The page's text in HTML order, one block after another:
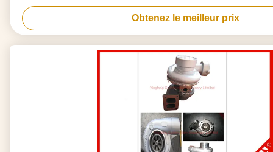
Obtenez le meilleur prix